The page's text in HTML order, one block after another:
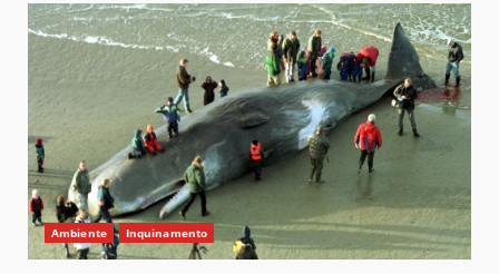
Ambiente Inquinamento